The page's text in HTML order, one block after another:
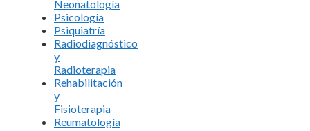
Neonatología
Psicología
Psiquiatría
Radiodiagnóstico
y
Radioterapia
Rehabilitación
y
Fisioterapia
Reumatología